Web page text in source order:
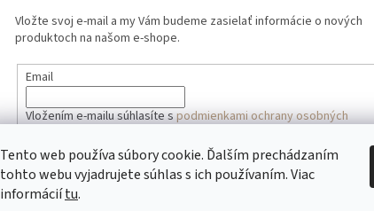
Tento web používa súbory cookie. Ďalším prechádzaním
tohto webu vyjadrujete súhlas s ich používaním. Viac
informáciítu.
Vložte svoj e-mail a my Vám budeme zasielať informácie o nových
produktoch na našom e-shope.
Email
Vložením e-mailu súhlasíte spodmienkami ochrany osobných
PRIHLÁSIŤ SA